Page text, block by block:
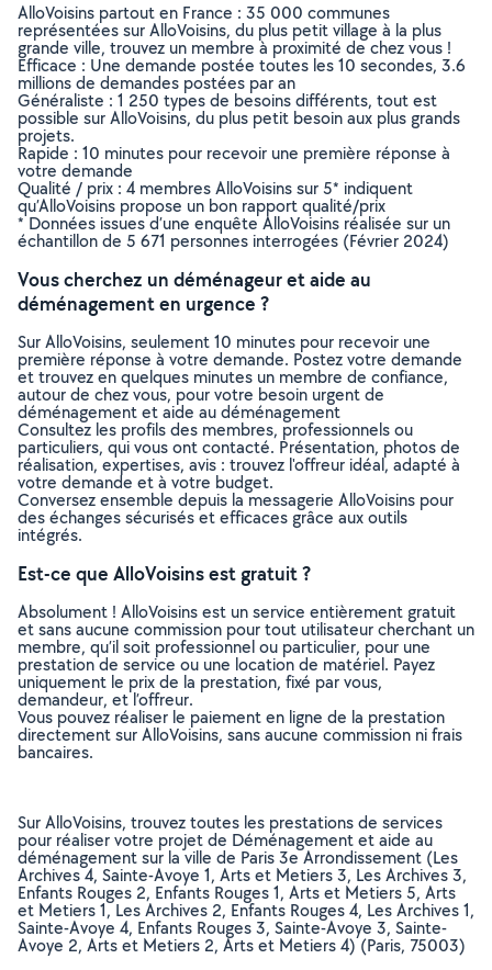
AlloVoisins partout en France : 35 000 communes
représentées sur AlloVoisins, du plus petit village à la plus
grande ville, trouvez un membre à proximité de chez vous !
Efficace : Une demande postée toutes les 10 secondes, 3.6
millions de demandes postées par an
Généraliste : 1 250 types de besoins différents, tout est
possible sur AlloVoisins, du plus petit besoin aux plus grands
projets.
Rapide : 10 minutes pour recevoir une première réponse à
votre demande
Qualité / prix : 4 membres AlloVoisins sur 5* indiquent
qu’AlloVoisins propose un bon rapport qualité/prix
* Données issues d’une enquête AlloVoisins réalisée sur un
échantillon de 5 671 personnes interrogées (Février 2024)
Vous cherchez un déménageur et aide au
déménagement en urgence ?
Sur AlloVoisins, seulement 10 minutes pour recevoir une
première réponse à votre demande. Postez votre demande
et trouvez en quelques minutes un membre de confiance,
autour de chez vous, pour votre besoin urgent de
déménagement et aide au déménagement
Consultez les profils des membres, professionnels ou
particuliers, qui vous ont contacté. Présentation, photos de
réalisation, expertises, avis : trouvez l'offreur idéal, adapté à
votre demande et à votre budget.
Conversez ensemble depuis la messagerie AlloVoisins pour
des échanges sécurisés et efficaces grâce aux outils
intégrés.
Est-ce que AlloVoisins est gratuit ?
Absolument ! AlloVoisins est un service entièrement gratuit
et sans aucune commission pour tout utilisateur cherchant un
membre, qu’il soit professionnel ou particulier, pour une
prestation de service ou une location de matériel. Payez
uniquement le prix de la prestation, fixé par vous,
demandeur, et l’offreur.
Vous pouvez réaliser le paiement en ligne de la prestation
directement sur AlloVoisins, sans aucune commission ni frais
bancaires.
Sur AlloVoisins, trouvez toutes les prestations de services
pour réaliser votre projet de Déménagement et aide au
déménagement sur la ville de Paris 3e Arrondissement (Les
Archives 4, Sainte-Avoye 1, Arts et Metiers 3, Les Archives 3,
Enfants Rouges 2, Enfants Rouges 1, Arts et Metiers 5, Arts
et Metiers 1, Les Archives 2, Enfants Rouges 4, Les Archives 1,
Sainte-Avoye 4, Enfants Rouges 3, Sainte-Avoye 3, Sainte-
Avoye 2, Arts et Metiers 2, Arts et Metiers 4) (Paris, 75003)